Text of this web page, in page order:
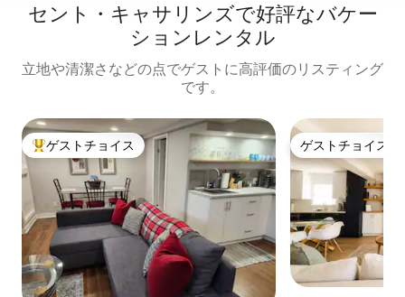
セント・キャサリンズで好評なバケー
ションレンタル
立地や清潔さなどの点でゲストに高評価のリスティング
です。
大好評のゲストチョイスです。
ゲストチョイス ゲストチョイス
ゲストチョイス